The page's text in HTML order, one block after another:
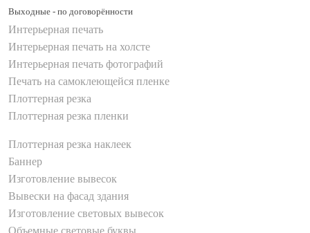
Выходные - по договорённости
Интерьерная печать
Интерьерная печать на холсте
Интерьерная печать фотографий
Печать на самоклеющейся пленке
Плоттерная резка
Плоттерная резка пленки
Плоттерная резка наклеек
Баннер
Изготовление вывесок
Вывески на фасад здания
Изготовление световых вывесок
Объемные световые буквы